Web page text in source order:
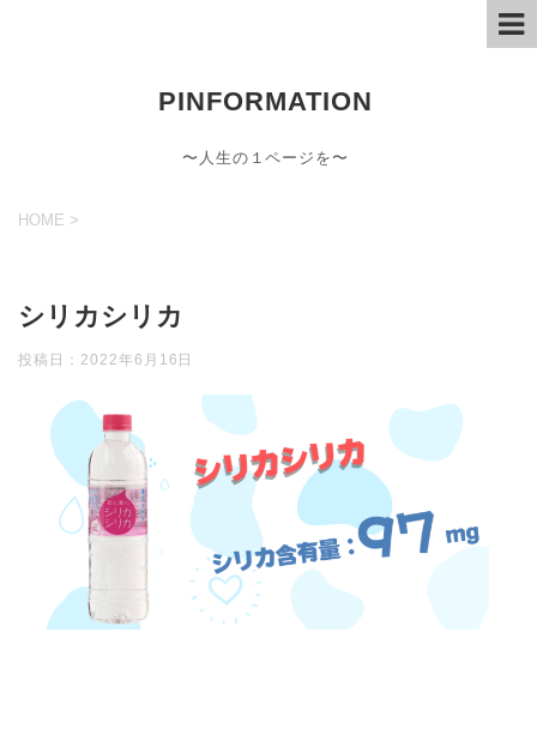
PINFORMATION
〜人生の１ページを〜
HOME >
シリカシリカ
投稿日： 2022年6月16日